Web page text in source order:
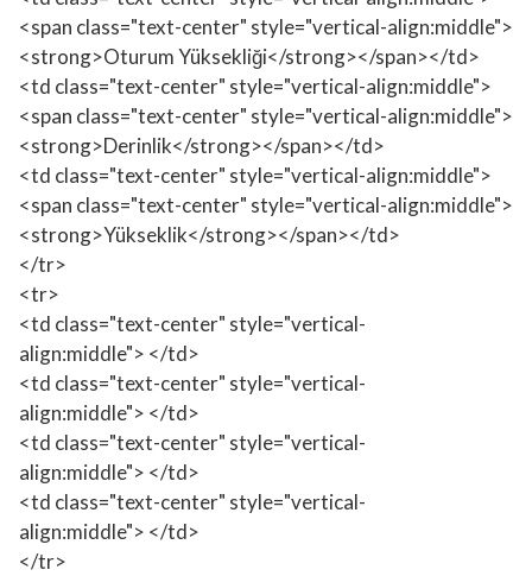
<span class="text-center" style="vertical-align:middle">
<strong>Oturum Yüksekliği</strong></span></td>
<td class="text-center" style="vertical-align:middle">
<span class="text-center" style="vertical-align:middle">
<strong>Derinlik</strong></span></td>
<td class="text-center" style="vertical-align:middle">
<span class="text-center" style="vertical-align:middle">
<strong>Yükseklik</strong></span></td>
</tr>
<tr>
<td class="text-center" style="vertical-
align:middle"> </td>
<td class="text-center" style="vertical-
align:middle"> </td>
<td class="text-center" style="vertical-
align:middle"> </td>
<td class="text-center" style="vertical-
align:middle"> </td>
</tr>